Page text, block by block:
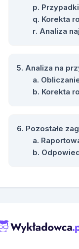
Korekta
Analiza
Analiza na
Korekta
Pozostałe